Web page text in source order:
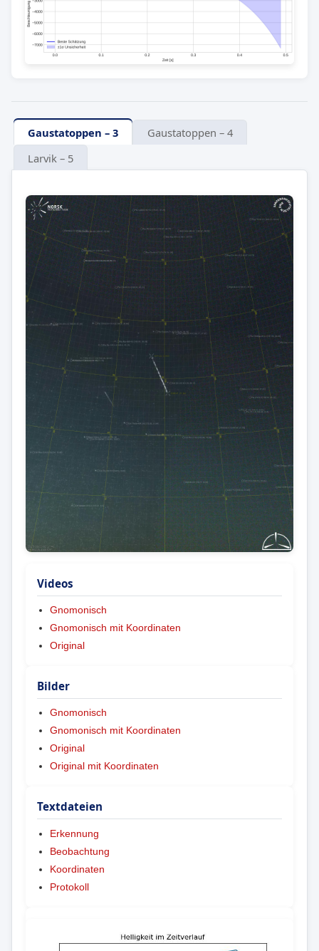
Gaustatoppen – 3
Gaustatoppen – 4
Larvik – 5
Videos
Gnomonisch
Gnomonisch mit Koordinaten
Original
Bilder
Gnomonisch
Gnomonisch mit Koordinaten
Original
Original mit Koordinaten
Textdateien
Erkennung
Beobachtung
Koordinaten
Protokoll